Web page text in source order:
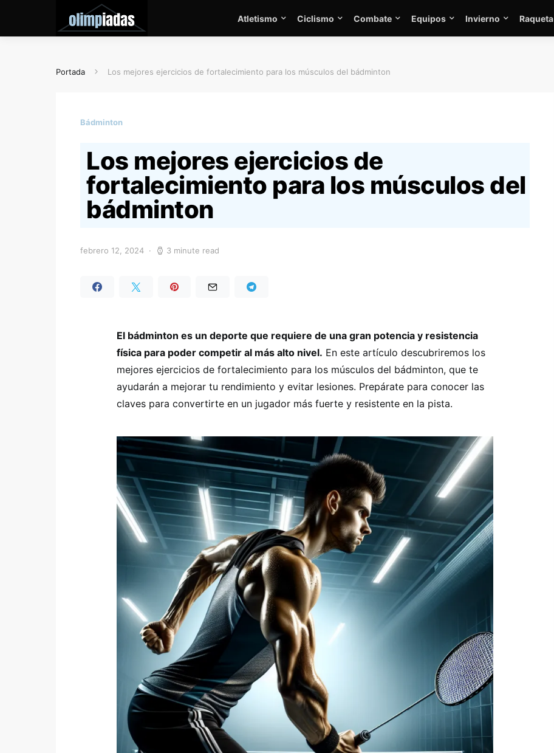
Atletismo Ciclismo Combate Equipos Invierno Raqueta
Portada Los mejores ejercicios de fortalecimiento para los músculos del bádminton
Bádminton
Los mejores ejercicios de
fortalecimiento para los músculos del
bádminton
febrero 12, 2024 3 minute read
El bádminton es un deporte que requiere de una gran potencia y resistencia
física para poder competir al más alto nivel. En este artículo descubriremos los
mejores ejercicios de fortalecimiento para los músculos del bádminton, que te
ayudarán a mejorar tu rendimiento y evitar lesiones. Prepárate para conocer las
claves para convertirte en un jugador más fuerte y resistente en la pista.